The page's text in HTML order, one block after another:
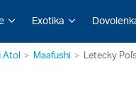
Exotika
Atol Maafushi Letecky